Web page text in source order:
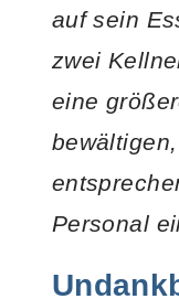
auf sein
zwei
eine
Personal